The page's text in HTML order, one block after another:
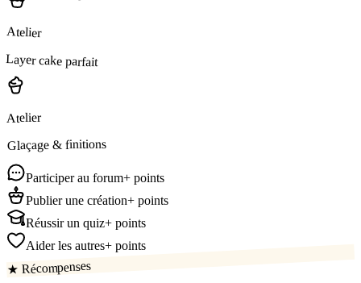
Atelier
Layer cake parfait
Atelier
Glaçage & finitions
Participer au forum+ points
Publier une création+ points
Réussir un quiz+ points
Aider les autres+ points
★ Récompenses